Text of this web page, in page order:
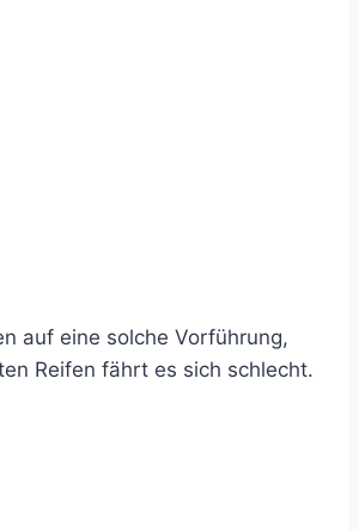
auf eine solche Vorführung,
Reifen fährt es sich schlecht.